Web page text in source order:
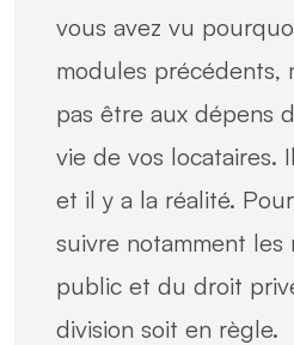
vous avez vu
modules précédents,
pas être aux dépens
vie de vos locataires.
et il y a la réalité.
suivre notamment
public et du droit
division soit en règle.